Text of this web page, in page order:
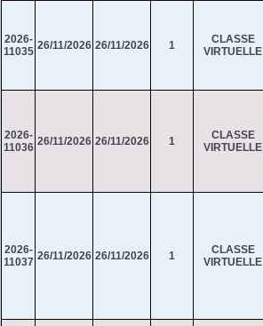
2026-
11035 26/11/2026 26/11/2026 1
CLASSE
VIRTUELLE
2026-
11036 26/11/2026 26/11/2026 1
CLASSE
VIRTUELLE
2026-
11037 26/11/2026 26/11/2026 1
CLASSE
VIRTUELLE